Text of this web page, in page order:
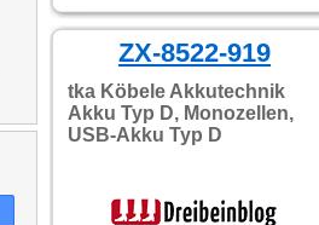
ZX-8522-919
tka Köbele Akkutechnik
Akku Typ D, Monozellen,
USB-Akku Typ D